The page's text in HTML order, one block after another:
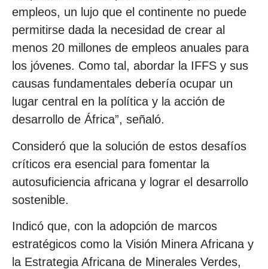
empleos, un lujo que el continente no puede
permitirse dada la necesidad de crear al
menos 20 millones de empleos anuales para
los jóvenes. Como tal, abordar la IFFS y sus
causas fundamentales debería ocupar un
lugar central en la política y la acción de
desarrollo de África”, señaló.
Consideró que la solución de estos desafíos
críticos era esencial para fomentar la
autosuficiencia africana y lograr el desarrollo
sostenible.
Indicó que, con la adopción de marcos
estratégicos como la Visión Minera Africana y
la Estrategia Africana de Minerales Verdes,